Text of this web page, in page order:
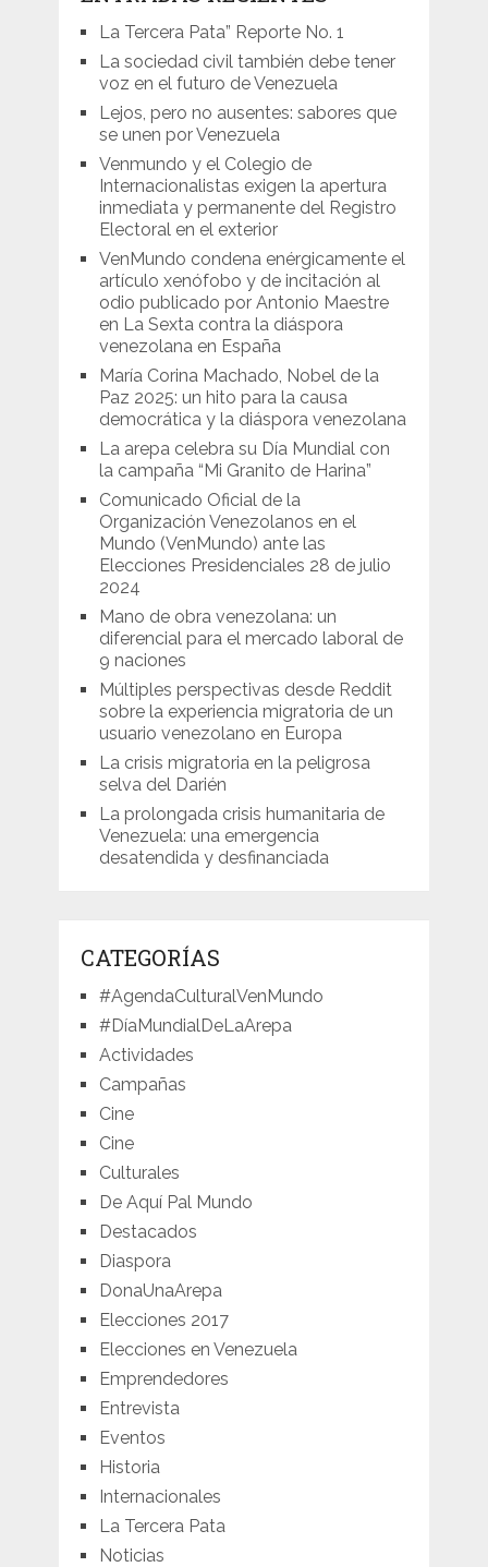
La Tercera Pata” Reporte No. 1
La sociedad civil también debe tener
voz en el futuro de Venezuela
Lejos, pero no ausentes: sabores que
se unen por Venezuela
Venmundo y el Colegio de
Internacionalistas exigen la apertura
inmediata y permanente del Registro
Electoral en el exterior
VenMundo condena enérgicamente el
artículo xenófobo y de incitación al
odio publicado por Antonio Maestre
en La Sexta contra la diáspora
venezolana en España
María Corina Machado, Nobel de la
Paz 2025: un hito para la causa
democrática y la diáspora venezolana
La arepa celebra su Día Mundial con
la campaña “Mi Granito de Harina”
Comunicado Oficial de la
Organización Venezolanos en el
Mundo (VenMundo) ante las
Elecciones Presidenciales 28 de julio
2024
Mano de obra venezolana: un
diferencial para el mercado laboral de
9 naciones
Múltiples perspectivas desde Reddit
sobre la experiencia migratoria de un
usuario venezolano en Europa
La crisis migratoria en la peligrosa
selva del Darién
La prolongada crisis humanitaria de
Venezuela: una emergencia
desatendida y desfinanciada
CATEGORÍAS
#AgendaCulturalVenMundo
#DíaMundialDeLaArepa
Actividades
Campañas
Cine
Cine
Culturales
De Aquí Pal Mundo
Destacados
Diaspora
DonaUnaArepa
Elecciones 2017
Elecciones en Venezuela
Emprendedores
Entrevista
Eventos
Historia
Internacionales
La Tercera Pata
Noticias